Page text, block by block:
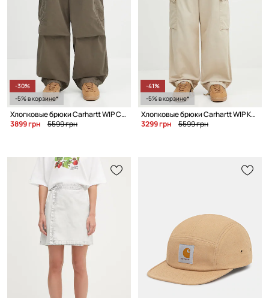
-30%
-5% в корзине*
Хлопковые брюки Carhartt WIP Cole Cargo
3899 грн
5599 грн
-41%
-5% в корзине*
Хлопковые брюки Carhartt WIP Kade Cargo
3299 грн
5599 грн